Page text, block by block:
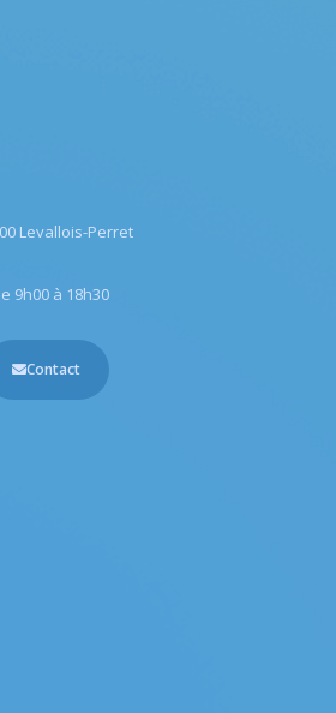
Levallois-Perret
9h00 à 18h30
Contact